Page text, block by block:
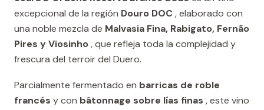
excepcional de la región Douro DOC, elaborado con
una noble mezcla de Malvasia Fina, Rabigato, Fernão
Pires y Viosinho, que refleja toda la complejidad y
frescura del terroir del Duero.
Parcialmente fermentado en barricas de roble
francés y con bâtonnage sobre lías finas , este vino